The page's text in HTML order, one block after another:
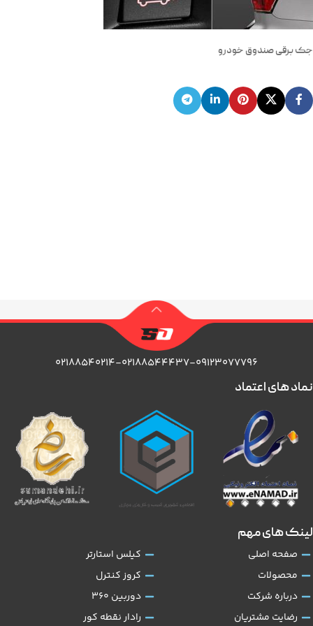
جک برقی صندوق خودرو
۰۲۱۸۸۵۴۰۲۱۴-۰۲۱۸۸۵۴۴۴۳۷-۰۹۱۲۳۰۷۷۷۹۶
لینک های مهم
صفحه اصلی
محصولات
درباره شرکت
رضایت مشتریان
کیلس استارتر
کروز کنترل
دوربین 360
رادار نقطه کور
نماد های اعتماد